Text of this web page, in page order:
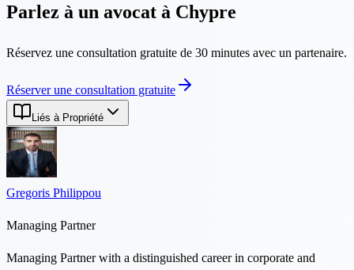
Parlez à un avocat à Chypre
Réservez une consultation gratuite de 30 minutes avec un partenaire.
Réserver une consultation gratuite
Liés à Propriété
Gregoris Philippou
Managing Partner
Managing Partner with a distinguished career in corporate and